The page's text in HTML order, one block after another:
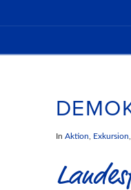
In Aktion, Exkursion,